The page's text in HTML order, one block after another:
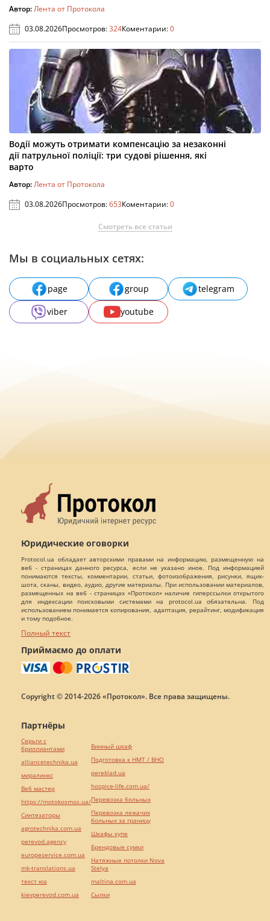
Автор:Лента от Протокола
03.08.2026Просмотров:324Коментарии:0
Водії можуть отримати компенсацію за незаконні
дії патрульної поліції: три судові рішення, які
варто
Автор:Лента от Протокола
03.08.2026Просмотров:653Коментарии:0
Смотреть все статьи
Мы в социальных сетях:
page group
telegram
viber
youtube
Юридические оговорки
Protocol.ua обладает авторскими правами на информацию, размещенную на
веб - страницах данного ресурса, если не указано иное. Под информацией
понимаются тексты, комментарии, статьи, фотоизображения, рисунки, ящик-
шота, сканы, видео, аудио, другие материалы. При использовании материалов,
размещенных на веб - страницах «Протокол» наличие гиперссылки открытого
для индексации поисковыми системами на protocol.ua обязательна. Под
использованием понимается копирования, адаптация, рерайтинг, модификация
и тому подобное.
Полный текст
Приймаємо до оплати
Copyright © 2014-2026 «Протокол». Все права защищены.
Партнёры
Серьги с
бриллиантами
alliancetechnika.ua
миралинкс
Веб мастер
https://motokosmos.ua/
Синтезаторы
agrotechnika.com.ua
perevod.agency
europeservice.com.ua
mk-translations.ua
текст юа
kievperevod.com.ua
Винный шкаф
Подготовка к НМТ / ВНО
pereklad.ua
hospice-life.com.ua/
Перевозка больных
Перевозка лежачих
больных за границу
Шкафы купе
Брендовые сумки
Натяжные потолки Nova
Stelya
maltina.com.ua
Cылки